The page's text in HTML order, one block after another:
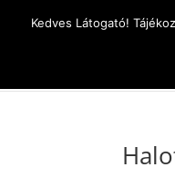
Kedves Látogató!